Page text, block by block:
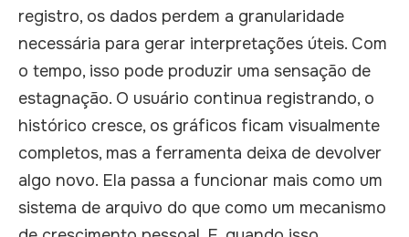
registro, os dados perdem a granularidade
necessária para gerar interpretações úteis. Com
o tempo, isso pode produzir uma sensação de
estagnação. O usuário continua registrando, o
histórico cresce, os gráficos ficam visualmente
completos, mas a ferramenta deixa de devolver
algo novo. Ela passa a funcionar mais como um
sistema de arquivo do que como um mecanismo